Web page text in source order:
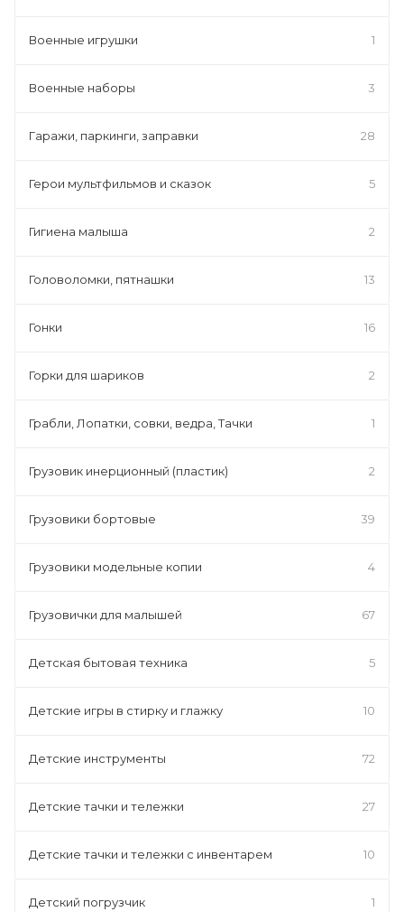
Военные игрушки 1
Военные наборы 3
Гаражи, паркинги, заправки 28
Герои мультфильмов и сказок 5
Гигиена малыша 2
Головоломки, пятнашки 13
Гонки 16
Горки для шариков 2
Грабли, Лопатки, совки, ведра, Тачки 1
Грузовик инерционный (пластик) 2
Грузовики бортовые 39
Грузовики модельные копии 4
Грузовички для малышей 67
Детская бытовая техника 5
Детские игры в стирку и глажку 10
Детские инструменты 72
Детские тачки и тележки 27
Детские тачки и тележки с инвентарем 10
Детский погрузчик 1